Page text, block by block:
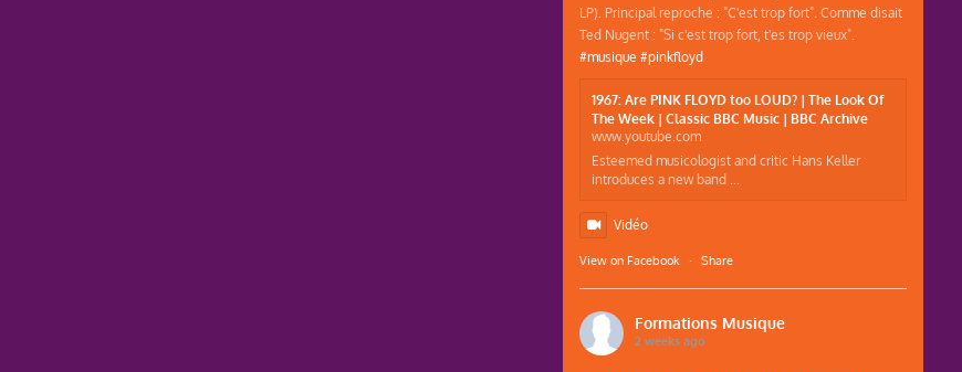
LP). Principal reproche : "C'est trop fort". Comme disait
Ted Nugent : "Si c'est trop fort, t'es trop vieux".
#musique #pinkfloyd
1967: Are PINK FLOYD too LOUD? | The Look Of
The Week | Classic BBC Music | BBC Archive
www.youtube.com
Esteemed musicologist and critic Hans Keller
introduces a new band ...
Vidéo
View on Facebook · Share
Formations Musique
2 weeks ago